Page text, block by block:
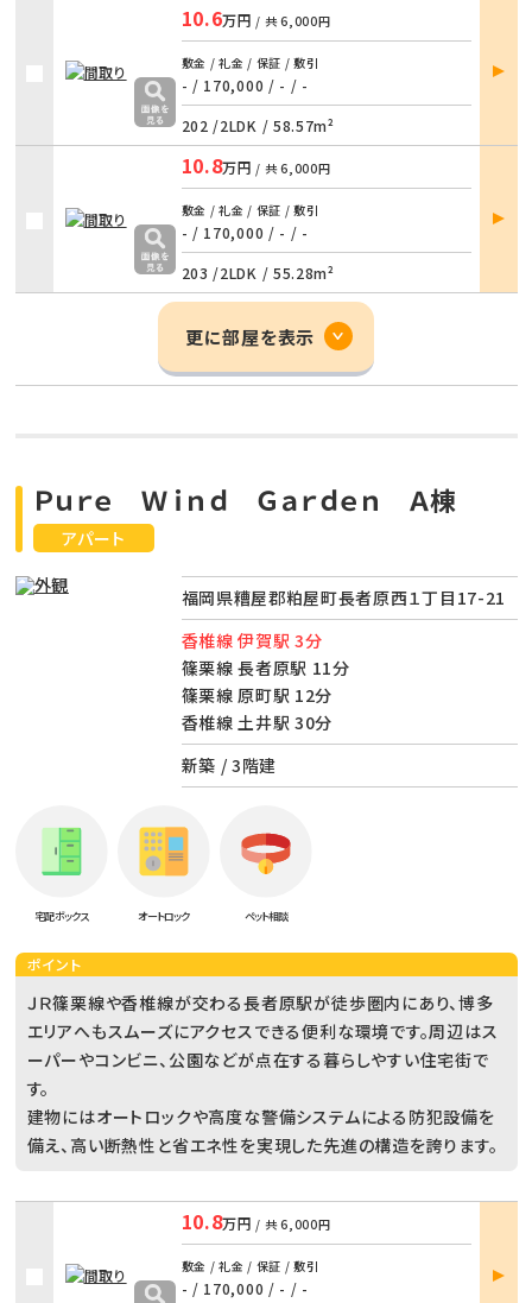
10.6万円 / 共6,000円
敷金 / 礼金 / 保証 / 敷引
- / 170,000 / - / -
202 /2LDK / 58.57m²
部屋
詳細
10.8万円 / 共6,000円
敷金 / 礼金 / 保証 / 敷引
- / 170,000 / - / -
203 /2LDK / 55.28m²
部屋
詳細
更に部屋を表示
アパート
Ｐｕｒｅ Ｗｉｎｄ Ｇａｒｄｅｎ Ａ棟
福岡県糟屋郡粕屋町長者原西１丁目17-21
香椎線 伊賀駅 3分
篠栗線 長者原駅 11分
篠栗線 原町駅 12分
香椎線 土井駅 30分
新築 / 3階建
宅配ボックス オートロック ペット相談
ポイント
ＪＲ篠栗線や香椎線が交わる長者原駅が徒歩圏内にあり、博多
エリアへもスムーズにアクセスできる便利な環境です。周辺はス
ーパーやコンビニ、公園などが点在する暮らしやすい住宅街で
す。
建物にはオートロックや高度な警備システムによる防犯設備を
備え、高い断熱性と省エネ性を実現した先進の構造を誇ります。
10.8万円 / 共6,000円
敷金 / 礼金 / 保証 / 敷引
- / 170,000 / - / -
部屋
詳細